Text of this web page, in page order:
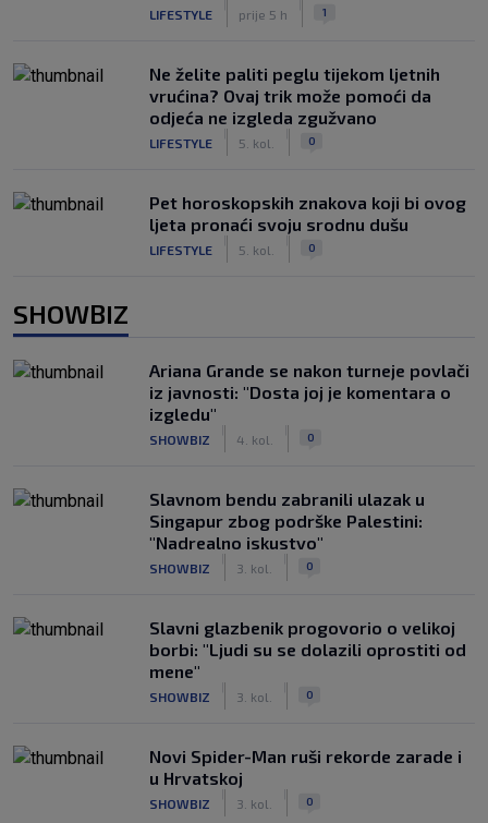
LIFESTYLE prije 5 h 1
Ne želite paliti peglu tijekom ljetnih
vrućina? Ovaj trik može pomoći da
odjeća ne izgleda zgužvano
LIFESTYLE 5. kol. 0
Pet horoskopskih znakova koji bi ovog
ljeta pronaći svoju srodnu dušu
LIFESTYLE 5. kol. 0
SHOWBIZ
Ariana Grande se nakon turneje povlači
iz javnosti: "Dosta joj je komentara o
izgledu"
SHOWBIZ 4. kol. 0
Slavnom bendu zabranili ulazak u
Singapur zbog podrške Palestini:
"Nadrealno iskustvo"
SHOWBIZ 3. kol. 0
Slavni glazbenik progovorio o velikoj
borbi: "Ljudi su se dolazili oprostiti od
mene"
SHOWBIZ 3. kol. 0
Novi Spider-Man ruši rekorde zarade i
u Hrvatskoj
SHOWBIZ 3. kol. 0